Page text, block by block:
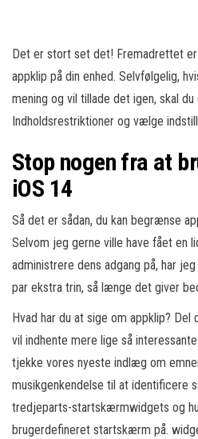
Det er stort set det! Fremadrettet er
appklip på din enhed. Selvfølgelig,
mening og vil tillade det igen, skal
Indholdsrestriktioner og vælge
Stop nogen fra at
iOS 14
Så det er sådan, du kan begrænse
Selvom jeg gerne ville have fået en
administrere dens adgang på, har
par ekstra trin, så længe det giver
Hvad har du at sige om appklip? Del
vil indhente mere lige så
tjekke vores nyeste indlæg om
musikgenkendelse til at identificere
tredjeparts-startskærmwidgets og
brugerdefineret startskærm på.